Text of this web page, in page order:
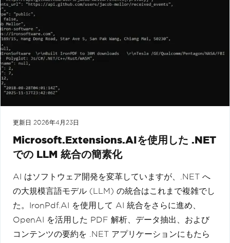
更新日 2026年4月23日
Microsoft.Extensions.AIを使用した .NET
での LLM 統合の簡素化
AI はソフトウェア開発を変革していますが、.NET へ
の大規模言語モデル (LLM) の統合はこれまで複雑でし
た。IronPdf.AI を使用して AI 統合をさらに進め、
OpenAI を活用した PDF 解析、データ抽出、および
コンテンツの要約を .NET アプリケーションにもたら